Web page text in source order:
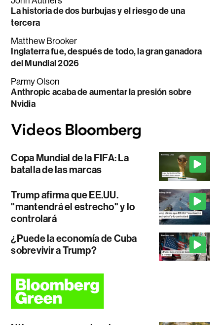
La historia de dos burbujas y el riesgo de una
tercera
Matthew Brooker
Inglaterra fue, después de todo, la gran ganadora
del Mundial 2026
Parmy Olson
Anthropic acaba de aumentar la presión sobre
Nvidia
Copa Mundial de la FIFA: La
batalla de las marcas
Trump afirma que EE.UU.
"mantendrá el estrecho" y lo
controlará
¿Puede la economía de Cuba
sobrevivir a Trump?